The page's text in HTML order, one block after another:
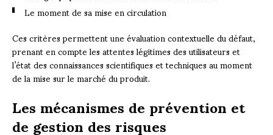
Le moment de sa mise en circulation
Ces critères permettent une évaluation contextuelle du défaut,
prenant en compte les attentes légitimes des utilisateurs et
l’état des connaissances scientifiques et techniques au moment
de la mise sur le marché du produit.
Les mécanismes de prévention et
de gestion des risques